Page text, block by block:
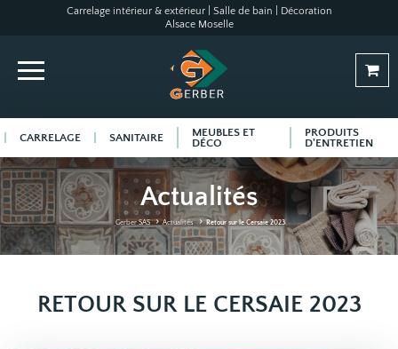
Carrelage intérieur & extérieur | Salle de bain | Décoration
Alsace Moselle
CARRELAGE SANITAIRE
MEUBLES ET
DÉCO
PRODUITS
D'ENTRETIEN
Actualités
Gerber SAS Actualités Retour sur le Cersaie 2023
RETOUR SUR LE CERSAIE 2023